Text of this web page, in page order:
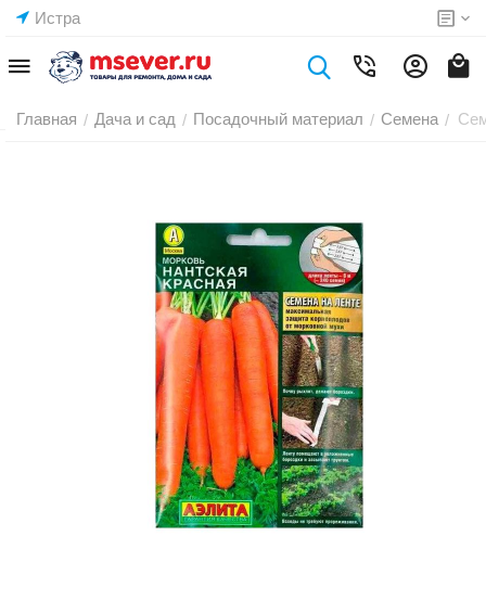
Истра
Главная / Дача и сад / Посадочный материал / Семена /